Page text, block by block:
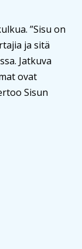
”Sisu on
ja sitä
Jatkuva
ovat
Sisun